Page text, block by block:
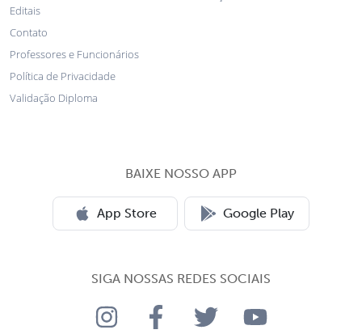
Editais
Contato
Professores e Funcionários
Política de Privacidade
Validação Diploma
BAIXE NOSSO APP
App Store Google Play
SIGA NOSSAS REDES SOCIAIS